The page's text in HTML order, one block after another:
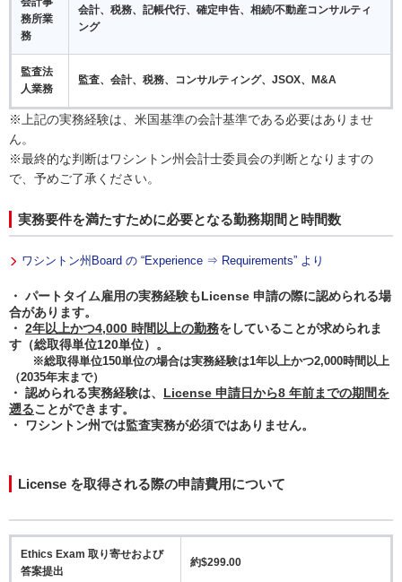
務所業
務
会計、税務、記帳代行、確定申告、相続/不動産コンサルティ
ング
監査法
人業務
監査、会計、税務、コンサルティング、JSOX、M&A
※上記の実務経験は、米国基準の会計基準である必要はありませ
ん。
※最終的な判断はワシントン州会計士委員会の判断となりますの
で、予めご了承ください。
実務要件を満たすために必要となる勤務期間と時間数
ワシントン州Board の “Experience ⇒ Requirements” より
・ パートタイム雇用の実務経験もLicense 申請の際に認められる場
合があります。
・ 2年以上かつ4,000 時間以上の勤務をしていることが求められま
す（総取得単位120単位）。
※総取得単位150単位の場合は実務経験は1年以上かつ2,000時間以上
（2035年末まで）
・ 認められる実務経験は、 License 申請日から8 年前までの期間を
遡ることができます。
・ ワシントン州では監査実務が必須ではありません。
License を取得される際の申請費用について
Ethics Exam 取り寄せおよび
答案提出
約$299.00